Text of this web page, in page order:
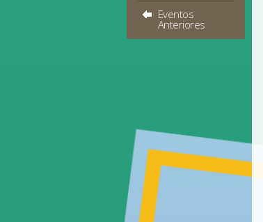
Eventos
Anteriores